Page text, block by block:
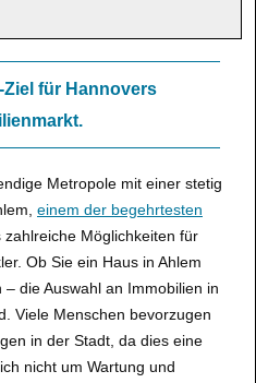
für Hannovers
Metropole mit einer stetig
einem der begehrtesten
zahlreiche Möglichkeiten für
Ob Sie ein Haus in Ahlem
die Auswahl an Immobilien in
Viele Menschen bevorzugen
in der Stadt, da dies eine
nicht um Wartung und